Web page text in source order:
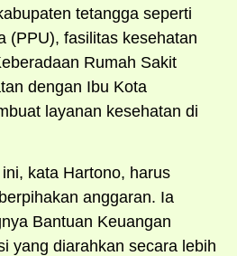
tetangga seperti
(PPU), fasilitas kesehatan
Rumah Sakit
dengan Ibu Kota
layanan kesehatan di
kata Hartono, harus
anggaran. Ia
Bantuan Keuangan
yang diarahkan secara lebih